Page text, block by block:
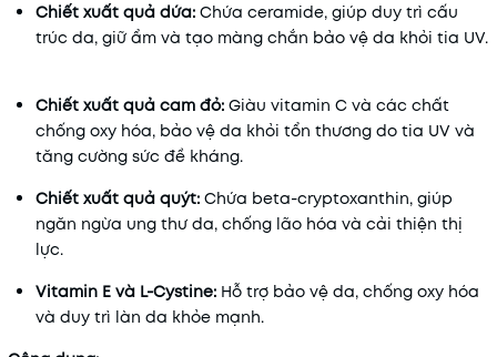
Chiết xuất quả dứa: Chứa ceramide, giúp duy trì cấu
trúc da, giữ ẩm và tạo màng chắn bảo vệ da khỏi tia UV.
Chiết xuất quả cam đỏ: Giàu vitamin C và các chất
chống oxy hóa, bảo vệ da khỏi tổn thương do tia UV và
tăng cường sức đề kháng.
Chiết xuất quả quýt: Chứa beta-cryptoxanthin, giúp
ngăn ngừa ung thư da, chống lão hóa và cải thiện thị
lực.
Vitamin E và L-Cystine: Hỗ trợ bảo vệ da, chống oxy hóa
và duy trì làn da khỏe mạnh.